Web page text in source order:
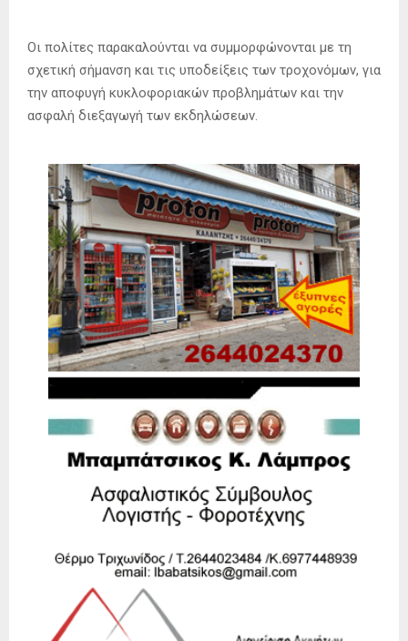
Οι πολίτες παρακαλούνται να συμμορφώνονται με τη
σχετική σήμανση και τις υποδείξεις των τροχονόμων, για
την αποφυγή κυκλοφοριακών προβλημάτων και την
ασφαλή διεξαγωγή των εκδηλώσεων.